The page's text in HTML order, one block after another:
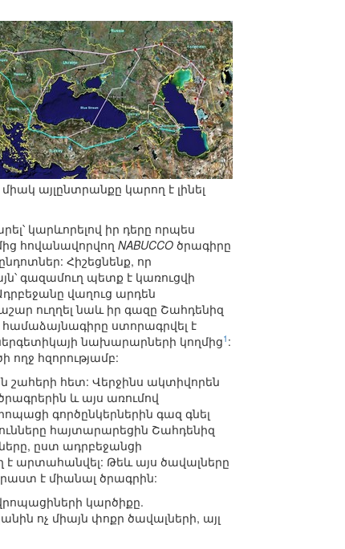
այլընտրանքը կարող է լինել
կարևորելով իր դերը որպես
հովանավորվող NABUCCO ծրագիրը
Հիշեցնենք, որ
գազամուղ պետք է կառուցվի
վաղուց արդեն
ուղղել նաև իր գազը Շահդենիզ
համաձայնագիրը ստորագրվել է
նախարարների կողմից1 :
ողջ հզորությամբ:
շահերի հետ: Վերջինս ակտիվորեն
և այս առումով
գործընկերներին գազ գնել
հայտարարեցին Շահդենիզ
ըստ ադրբեջանցի
է արտահանվել: Թեև այս ծավալները
է միանալ ծրագրին:
կարծիքը.
ոչ միայն փոքր ծավալների, այլ